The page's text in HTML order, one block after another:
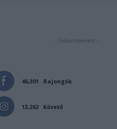
- Advertisement -
46,301 Rajongók
13,262 Követő